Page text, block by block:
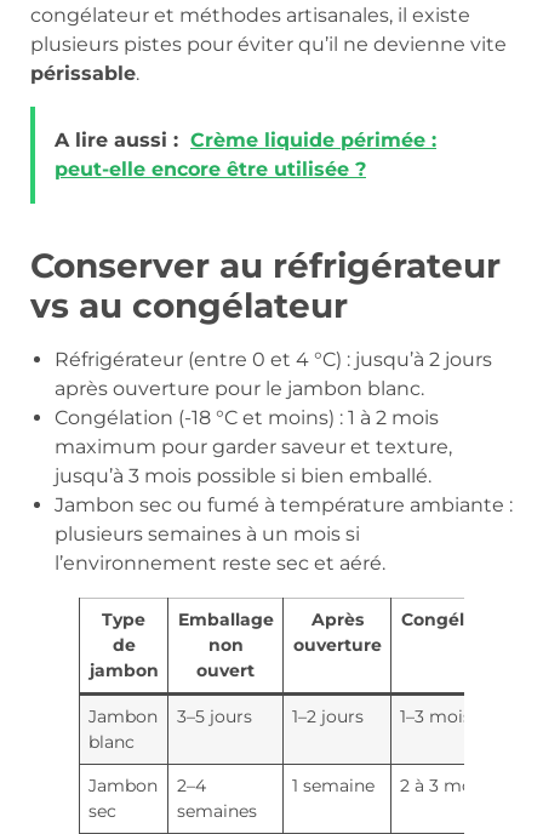
congélateur et méthodes artisanales, il existe
plusieurs pistes pour éviter qu’il ne devienne vite
périssable.
A lire aussi : Crème liquide périmée :
peut-elle encore être utilisée ?
Conserver au réfrigérateur
vs au congélateur
Réfrigérateur (entre 0 et 4 °C) : jusqu’à 2 jours
après ouverture pour le jambon blanc.
Congélation (-18 °C et moins) : 1 à 2 mois
maximum pour garder saveur et texture,
jusqu’à 3 mois possible si bien emballé.
Jambon sec ou fumé à température ambiante :
plusieurs semaines à un mois si
l’environnement reste sec et aéré.
Type
de
jambon
Emballage
non
ouvert
Après
ouverture
Congélation
Jambon
blanc
3–5 jours 1–2 jours 1–3 mois
Jambon
sec
2–4
semaines
1 semaine 2 à 3 mois